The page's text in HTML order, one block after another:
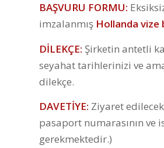
BAŞVURU FORMU:
imzalanmış Hollanda vize
DİLEKÇE: Şirketin antetli
seyahat tarihlerinizi ve
dilekçe.
DAVETİYE: Ziyaret
pasaport numarasının ve
gerekmektedir.)